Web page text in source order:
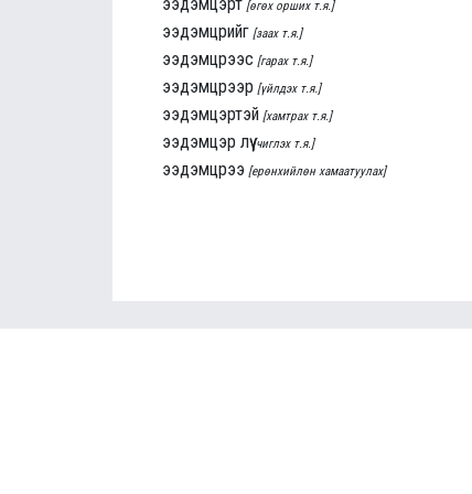
[өгөх орших т.я.]
ээдэмцрийг [заах т.я.]
ээдэмцрээс [гарах т.я.]
ээдэмцрээр [үйлдэх т.я.]
ээдэмцэртэй [хамтрах т.я.]
ээдэмцэр лүү [чиглэх т.я.]
ээдэмцрээ [ерөнхийлөн хамаатуулах]